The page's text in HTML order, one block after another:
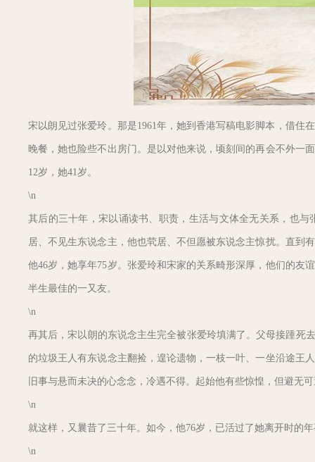
宋以朗见过张爱玲。那是1961年，她到香港写稿电影脚本，借住
晚餐，她也险些不出房门。是以对他来说，顷刻间的再会不外一
12岁，她41岁。
\n
其后的三十年，宋以诵读书、职责，生活与文体全无关系，也
居、不见生东说念主，他也茕居、不但愿被东说念主惊扰。直到
他46岁，她享年75岁。张爱玲和宋家的关系畸形深厚，他们的友
半生最佳的一又友。
\n
再其后，宋以朗的东说念主生完全被张爱玲填满了。父母接踵死
的垃圾王人有东说念主翻捡，遑论遗物，一枝一叶、一坐沿途王
旧事与悬而未决的心念念，冷遇不得。起始他有些惊惶，但避无
\n
就这样，又曩昔了三十年。如今，他76岁，已活过了她离开时的
\n